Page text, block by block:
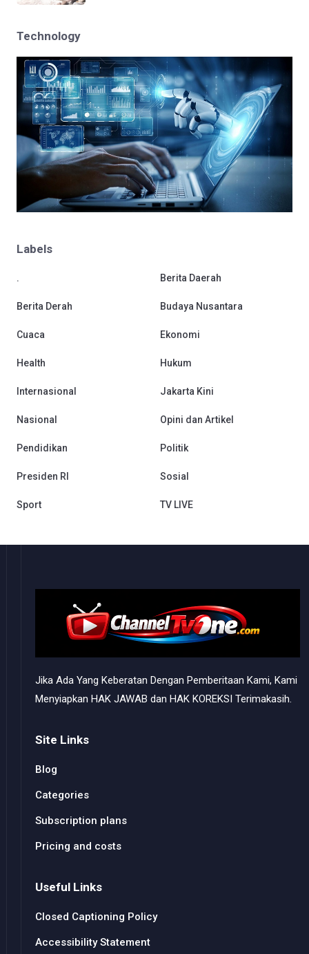
Technology
Labels
. Berita Daerah
Berita Derah Budaya Nusantara
Cuaca Ekonomi
Health Hukum
Internasional Jakarta Kini
Nasional Opini dan Artikel
Pendidikan Politik
Presiden RI Sosial
Sport TV LIVE
Jika Ada Yang Keberatan Dengan Pemberitaan Kami, Kami
Menyiapkan HAK JAWAB dan HAK KOREKSI Terimakasih.
Site Links
Blog
Categories
Subscription plans
Pricing and costs
Useful Links
Closed Captioning Policy
Accessibility Statement